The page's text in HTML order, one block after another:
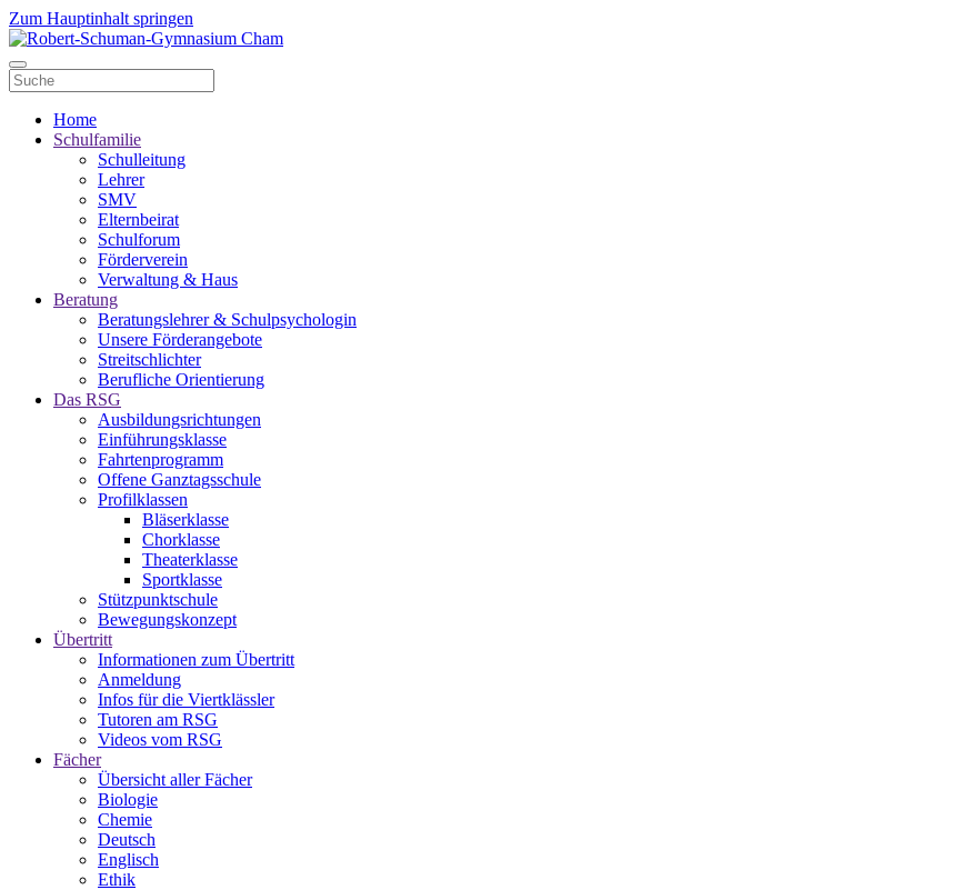
Zum Hauptinhalt springen
Home
Schulfamilie
Schulleitung
Lehrer
SMV
Elternbeirat
Schulforum
Förderverein
Verwaltung & Haus
Beratung
Beratungslehrer & Schulpsychologin
Unsere Förderangebote
Streitschlichter
Berufliche Orientierung
Das RSG
Ausbildungsrichtungen
Einführungsklasse
Fahrtenprogramm
Offene Ganztagsschule
Profilklassen
Bläserklasse
Chorklasse
Theaterklasse
Sportklasse
Stützpunktschule
Bewegungskonzept
Übertritt
Informationen zum Übertritt
Anmeldung
Infos für die Viertklässler
Tutoren am RSG
Videos vom RSG
Fächer
Übersicht aller Fächer
Biologie
Chemie
Deutsch
Englisch
Ethik